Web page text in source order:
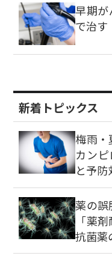
早期
で治す
新着トピックス
梅雨・
カン
と予防
薬の誤
「薬
抗菌薬